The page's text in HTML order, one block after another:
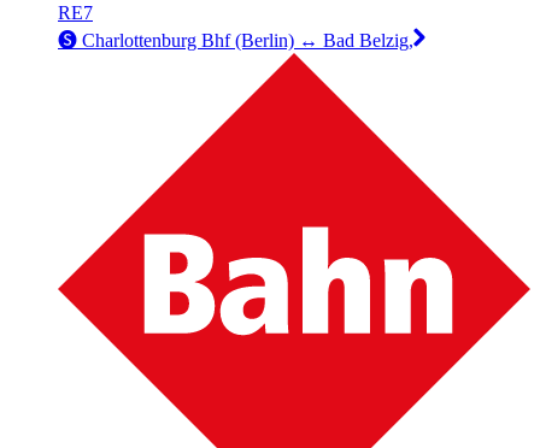
RE7
🅢 Charlottenburg Bhf (Berlin) ↔︎ Bad Belzig,